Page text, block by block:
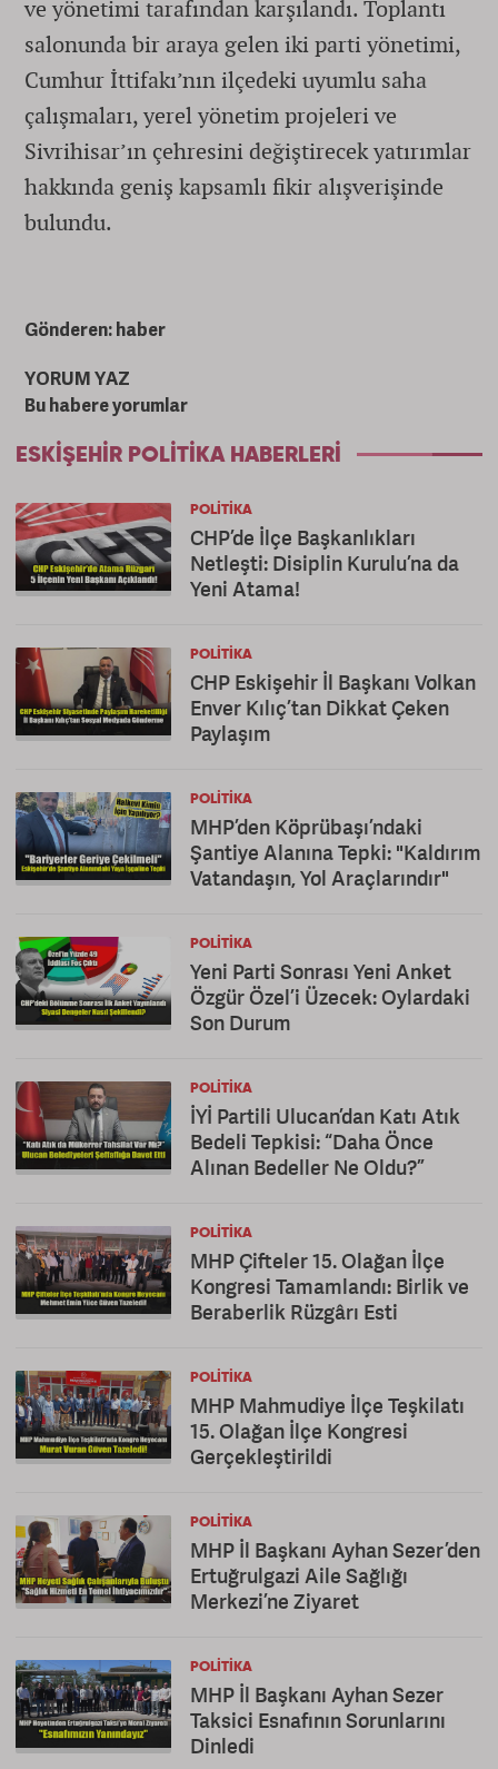
ve yönetimi tarafından karşılandı. Toplantı
salonunda bir araya gelen iki parti yönetimi,
Cumhur İttifakı’nın ilçedeki uyumlu saha
çalışmaları, yerel yönetim projeleri ve
Sivrihisar’ın çehresini değiştirecek yatırımlar
hakkında geniş kapsamlı fikir alışverişinde
bulundu.
Gönderen: haber
YORUM YAZ
Bu habere yorumlar
ESKIŞEHIR POLITIKA HABERLERI
POLITIKA
CHP’de İlçe Başkanlıkları
Netleşti: Disiplin Kurulu’na da
Yeni Atama!
POLITIKA
CHP Eskişehir İl Başkanı Volkan
Enver Kılıç’tan Dikkat Çeken
Paylaşım
POLITIKA
MHP’den Köprübaşı’ndaki
Şantiye Alanına Tepki: "Kaldırım
Vatandaşın, Yol Araçlarındır"
POLITIKA
Yeni Parti Sonrası Yeni Anket
Özgür Özel’i Üzecek: Oylardaki
Son Durum
POLITIKA
İYİ Partili Ulucan’dan Katı Atık
Bedeli Tepkisi: “Daha Önce
Alınan Bedeller Ne Oldu?”
POLITIKA
MHP Çifteler 15. Olağan İlçe
Kongresi Tamamlandı: Birlik ve
Beraberlik Rüzgârı Esti
POLITIKA
MHP Mahmudiye İlçe Teşkilatı
15. Olağan İlçe Kongresi
Gerçekleştirildi
POLITIKA
MHP İl Başkanı Ayhan Sezer’den
Ertuğrulgazi Aile Sağlığı
Merkezi’ne Ziyaret
POLITIKA
MHP İl Başkanı Ayhan Sezer
Taksici Esnafının Sorunlarını
Dinledi